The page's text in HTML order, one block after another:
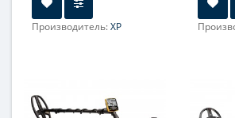
Производитель:XP